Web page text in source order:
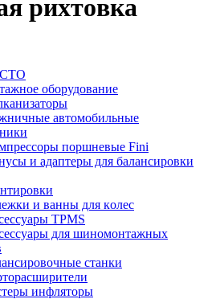
pиxтoвкa
оборудование
aвтoмoбильныe
пopшнeвыe Fini
и aдaптepы для бaлaнcиpoвки
и вaнны для кoлec
TPMS
для шиномонтажных
cтaнки
инфлятopы